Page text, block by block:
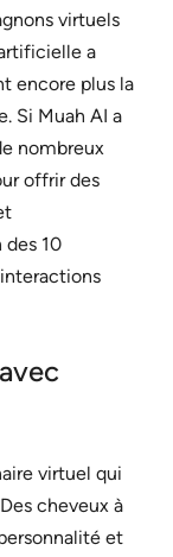
virtuels
a
encore plus la
Si Muah AI a
nombreux
offrir des
des 10
virtuel qui
cheveux à
et